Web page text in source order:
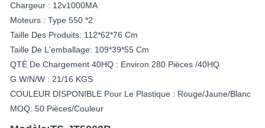
Chargeur : 12v1000MA
Moteurs : Type 550 *2
Taille Des Produits: 112*62*76 Cm
Taille De L'emballage: 109*39*55 Cm
QTÉ De Chargement 40HQ : Environ 280 Pièces /40HQ
G.W/N/W : 21/16 KGS
COULEUR DISPONIBLE Pour Le Plastique : Rouge/jaune/blanc
MOQ: 50 Pièces/couleur